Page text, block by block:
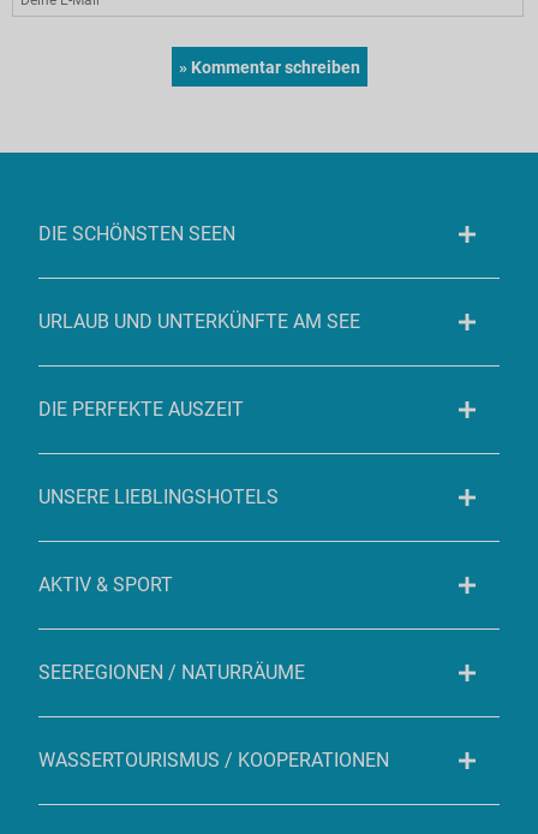
DIE SCHÖNSTEN SEEN
URLAUB UND UNTERKÜNFTE AM SEE
DIE PERFEKTE AUSZEIT
UNSERE LIEBLINGSHOTELS
AKTIV & SPORT
SEEREGIONEN / NATURRÄUME
WASSERTOURISMUS / KOOPERATIONEN